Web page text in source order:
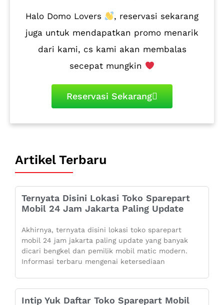
Halo Domo Lovers
, reservasi sekarang
juga untuk mendapatkan promo menarik
dari kami, cs kami akan membalas
secepat mungkin
Reservasi Sekarang
Artikel Terbaru
Ternyata Disini Lokasi Toko Sparepart
Mobil 24 Jam Jakarta Paling Update
Akhirnya, ternyata disini lokasi toko sparepart
mobil 24 jam jakarta paling update yang banyak
dicari bengkel dan pemilik mobil matic modern.
Informasi terbaru mengenai ketersediaan
Intip Yuk Daftar Toko Sparepart Mobil